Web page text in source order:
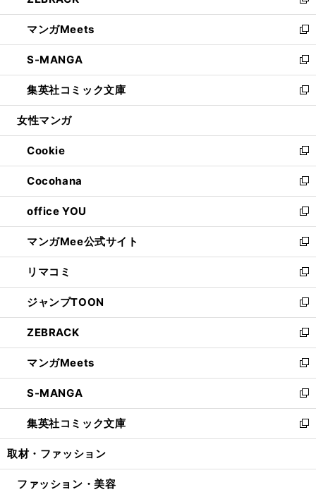
開
く
ウ
で
開
く
ン
ド
ウ
で
開
く
ウ
ィ
ン
ド
ウ
で
開
し
い
ウ
ィ
ン
ド
ウ
開
く
マンガMeets
新
し
い
ウ
ィ
ン
ウ
で
開
く
S-MANGA
新
し
い
ウ
ン
ド
ウ
で
開
く
集英社コミック文庫
新
し
ウ
ィ
ン
ド
ウ
で
開
く
女性マンガ
Cookie
新
し
い
ウ
ィ
ン
ド
ウ
で
開
く
Cocohana
新
し
い
ウ
ィ
ン
ド
ウ
で
開
く
office YOU
新
し
い
ウ
ィ
ン
ド
ウ
で
開
く
マンガMee公式サイト
新
し
い
ウ
ィ
ン
ド
ウ
で
開
く
リマコミ
新
し
い
ウ
ィ
ン
ド
ウ
で
開
く
ジャンプTOON
新
し
い
ウ
ィ
ン
ド
ウ
で
開
ZEBRACK
新
し
い
ウ
ィ
ン
ド
ウ
開
マンガMeets
新
し
い
ウ
ィ
ン
ウ
S-MANGA
新
し
い
ウ
ン
集英社コミック文庫
新
し
ウ
取材・ファッション
ファッション・美容